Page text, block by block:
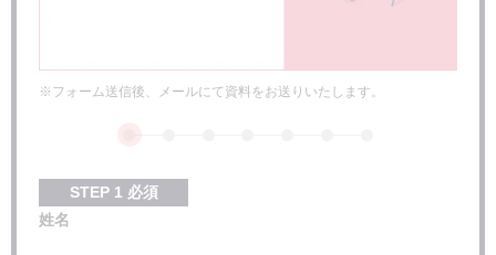
※フォーム送信後、メールにて資料をお送りいたします。
STEP 1 必須
姓名